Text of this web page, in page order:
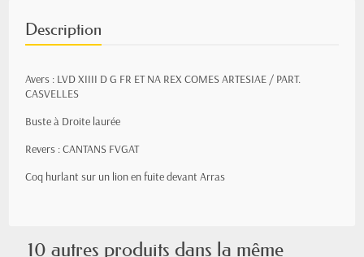
Description
Avers : LVD XIIII D G FR ET NA REX COMES ARTESIAE / PART.
CASVELLES
Buste à Droite laurée
Revers : CANTANS FVGAT
Coq hurlant sur un lion en fuite devant Arras
10 autres produits dans la même